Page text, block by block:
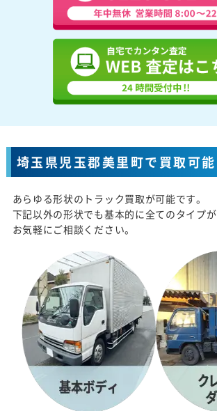
埼玉県児玉郡美里町で買取可
あらゆる形状のトラック買取が可能です。
下記以外の形状でも基本的に全てのタイプが
お気軽にご相談ください。